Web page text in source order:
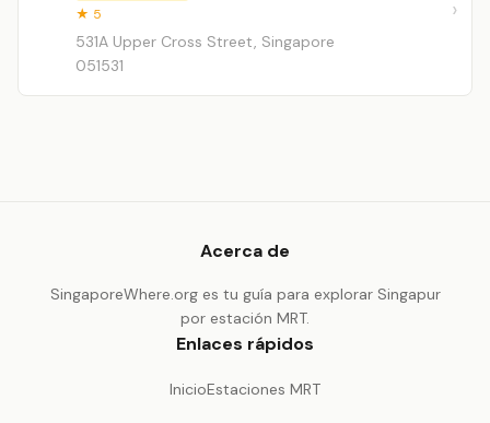
★ 5
531A Upper Cross Street, Singapore
051531
Acerca de
SingaporeWhere.org es tu guía para explorar Singapur
por estación MRT.
Enlaces rápidos
InicioEstaciones MRT